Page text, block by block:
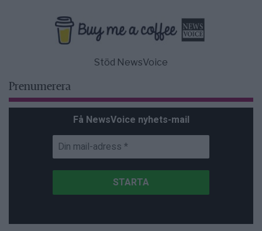
Stöd NewsVoice
Prenumerera
Få NewsVoice nyhets-mail